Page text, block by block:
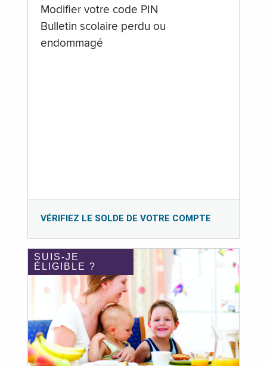
Modifier votre code PIN
Bulletin scolaire perdu ou
endommagé
VÉRIFIEZ LE SOLDE DE VOTRE COMPTE
SUIS-JE
ÉLIGIBLE ?